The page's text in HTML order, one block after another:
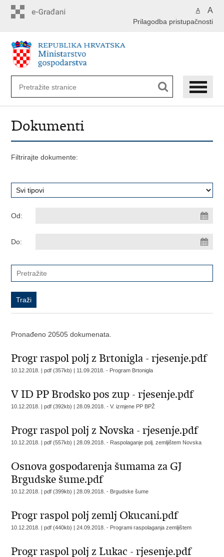
A A
Prilagodba pristupačnosti
Dokumenti
Filtrirajte dokumente:
Od:
Do:
Pronađeno 20505 dokumenata.
Progr raspol polj z Brtonigla - rjesenje.pdf
10.12.2018. | pdf (357kb) | 11.09.2018. - Program Brtonigla
V ID PP Brodsko pos zup - rjesenje.pdf
10.12.2018. | pdf (392kb) |28.09.2018. - V. izmjene PP BPŽ
Progr raspol polj z Novska - rjesenje.pdf
10.12.2018. | pdf (557kb) |28.09.2018. - Raspolaganje polj. zemljištem Novska
Osnova gospodarenja šumama za GJ
Brgudske šume.pdf
10.12.2018. | pdf (399kb) |28.09.2018. - Brgudske šume
Progr raspol polj zemlj Okucani.pdf
10.12.2018. | pdf (440kb) |24.09.2018. - Programi raspolaganja zemljištem
Progr raspol polj z Lukac - rjesenje.pdf